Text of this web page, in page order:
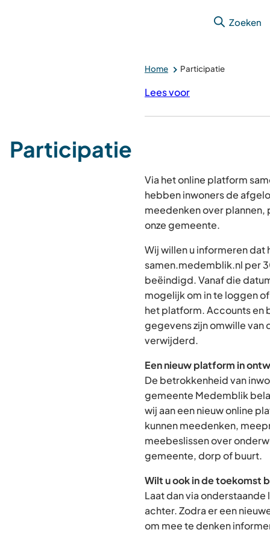
Zoeken
Home Participatie
Lees voor
Participatie
Via het online platform
hebben inwoners de
meedenken over
onze gemeente.
Wij willen u informeren dat
samen.medemblik.nl per
beëindigd. Vanaf die
mogelijk om in te loggen
het platform. Accounts en
gegevens zijn omwille van
verwijderd.
Een nieuw platform in
De betrokkenheid van
gemeente Medemblik
wij aan een nieuw online
kunnen meedenken,
meebeslissen over
gemeente, dorp of buurt.
Wilt u ook in de toekomst
Laat dan via
achter. Zodra er een
om mee te denken